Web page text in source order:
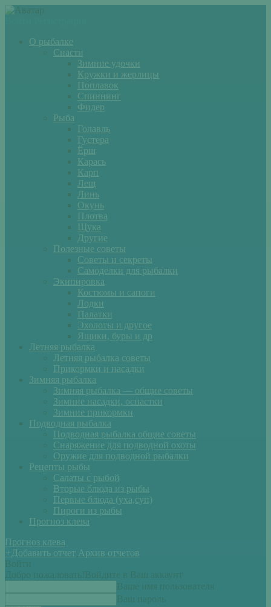
О рыбалке
Снасти
Зимние удочки
Кружки и жерлицы
Поплавок
Спиннинг
Фидер
Рыба
Голавль
Густера
Ёрш
Карась
Карп
Лещ
Линь
Окунь
Плотва
Щука
Другие
Полезные советы
Советы и секреты
Самоделки для рыбалки
Экипировка
Костюмы и сапоги
Лодки
Палатки
Эхолоты и другое
Ящики, буры и др
Летняя рыбалка
Летняя рыбалка советы
Прикормки и насадки
Зимняя рыбалка
Зимняя рыбалка — общие советы
Зимние насадки, оснастки
Зимние прикормки
Подводная рыбалка
Подводная рыбалка общие советы
Снаряжение для подводной охоты
Оружие для подводной рыбалки
Рецепты рыбы
Салаты с рыбой
Вторые блюда из рыбы
Первые блюда (уха,суп)
Пироги из рыбы
Прогноз клева
Прогноз клева
+ Добавить отчет Архив отчетов
Войти
Добро пожаловать! Войдите в Ваш аккаунт
Ваше имя пользователя
Ваш пароль